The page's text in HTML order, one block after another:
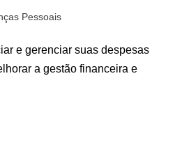
Pessoais
e gerenciar suas despesas
a gestão financeira e